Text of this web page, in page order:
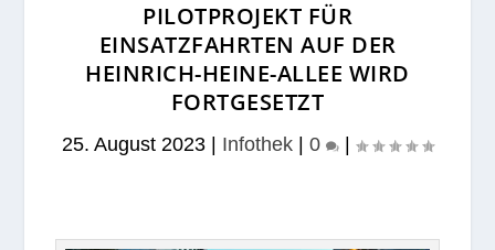
PILOTPROJEKT FÜR
EINSATZFAHRTEN AUF DER
HEINRICH-HEINE-ALLEE WIRD
FORTGESETZT
25. August 2023 Infothek 0